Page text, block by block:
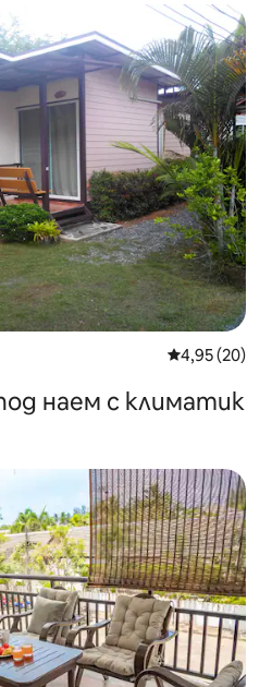
Средна
4,95 (20)
наем с климатик